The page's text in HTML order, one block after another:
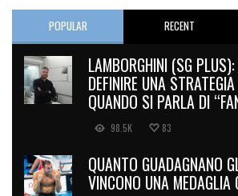
POPULAR RECENT
LAMBORGHINI (SG
DEFINIRE UNA
QUANDO SI PARLA DI
98.5K 83
QUANTO GUADAGNANO
VINCONO UNA